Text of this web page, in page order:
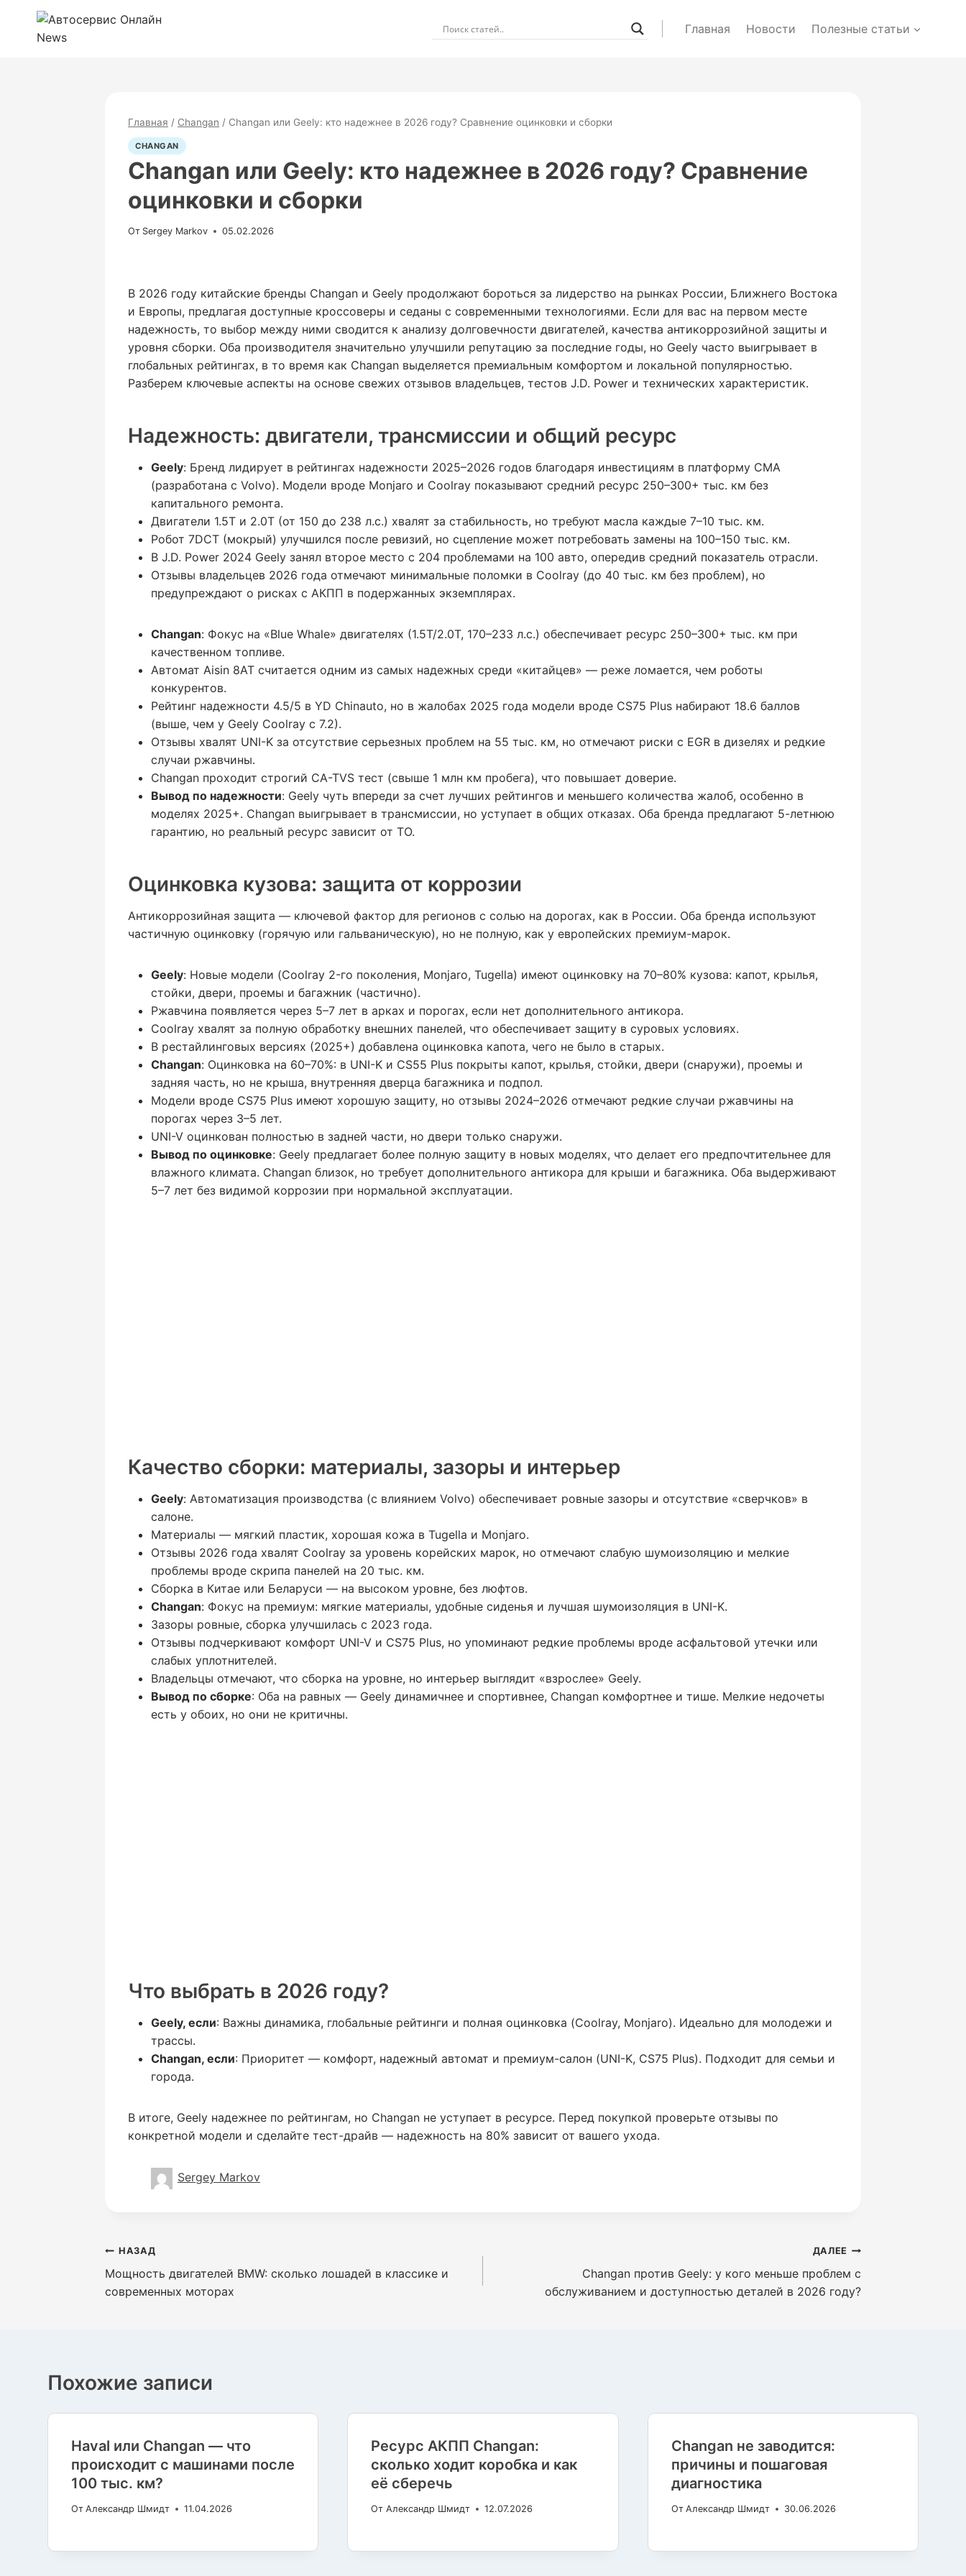
Перейти
содержимому
Главная Новости Полезные статьи
Главная / Changan / Changan или Geely: кто надежнее в 2026 году? Сравнение оцинковки и сборки
CHANGAN
Changan или Geely: кто надежнее в 2026 году? Сравнение
оцинковки и сборки
От Sergey Markov 05.02.2026
В 2026 году китайские бренды Changan и Geely продолжают бороться за лидерство на рынках России, Ближнего Востока
и Европы, предлагая доступные кроссоверы и седаны с современными технологиями. Если для вас на первом месте
надежность, то выбор между ними сводится к анализу долговечности двигателей, качества антикоррозийной защиты и
уровня сборки. Оба производителя значительно улучшили репутацию за последние годы, но Geely часто выигрывает в
глобальных рейтингах, в то время как Changan выделяется премиальным комфортом и локальной популярностью.
Разберем ключевые аспекты на основе свежих отзывов владельцев, тестов J.D. Power и технических характеристик.
Надежность: двигатели, трансмиссии и общий ресурс
Geely: Бренд лидирует в рейтингах надежности 2025–2026 годов благодаря инвестициям в платформу CMA
(разработана с Volvo). Модели вроде Monjaro и Coolray показывают средний ресурс 250–300+ тыс. км без
капитального ремонта.
Двигатели 1.5T и 2.0T (от 150 до 238 л.с.) хвалят за стабильность, но требуют масла каждые 7–10 тыс. км.
Робот 7DCT (мокрый) улучшился после ревизий, но сцепление может потребовать замены на 100–150 тыс. км.
В J.D. Power 2024 Geely занял второе место с 204 проблемами на 100 авто, опередив средний показатель отрасли.
Отзывы владельцев 2026 года отмечают минимальные поломки в Coolray (до 40 тыс. км без проблем), но
предупреждают о рисках с АКПП в подержанных экземплярах.
Changan: Фокус на «Blue Whale» двигателях (1.5T/2.0T, 170–233 л.с.) обеспечивает ресурс 250–300+ тыс. км при
качественном топливе.
Автомат Aisin 8AT считается одним из самых надежных среди «китайцев» — реже ломается, чем роботы
конкурентов.
Рейтинг надежности 4.5/5 в YD Chinauto, но в жалобах 2025 года модели вроде CS75 Plus набирают 18.6 баллов
(выше, чем у Geely Coolray с 7.2).
Отзывы хвалят UNI-K за отсутствие серьезных проблем на 55 тыс. км, но отмечают риски с EGR в дизелях и редкие
случаи ржавчины.
Changan проходит строгий CA-TVS тест (свыше 1 млн км пробега), что повышает доверие.
Вывод по надежности: Geely чуть впереди за счет лучших рейтингов и меньшего количества жалоб, особенно в
моделях 2025+. Changan выигрывает в трансмиссии, но уступает в общих отказах. Оба бренда предлагают 5-летнюю
гарантию, но реальный ресурс зависит от ТО.
Оцинковка кузова: защита от коррозии
Антикоррозийная защита — ключевой фактор для регионов с солью на дорогах, как в России. Оба бренда используют
частичную оцинковку (горячую или гальваническую), но не полную, как у европейских премиум-марок.
Geely: Новые модели (Coolray 2-го поколения, Monjaro, Tugella) имеют оцинковку на 70–80% кузова: капот, крылья,
стойки, двери, проемы и багажник (частично).
Ржавчина появляется через 5–7 лет в арках и порогах, если нет дополнительного антикора.
Coolray хвалят за полную обработку внешних панелей, что обеспечивает защиту в суровых условиях.
В рестайлинговых версиях (2025+) добавлена оцинковка капота, чего не было в старых.
Changan: Оцинковка на 60–70%: в UNI-K и CS55 Plus покрыты капот, крылья, стойки, двери (снаружи), проемы и
задняя часть, но не крыша, внутренняя дверца багажника и подпол.
Модели вроде CS75 Plus имеют хорошую защиту, но отзывы 2024–2026 отмечают редкие случаи ржавчины на
порогах через 3–5 лет.
UNI-V оцинкован полностью в задней части, но двери только снаружи.
Вывод по оцинковке: Geely предлагает более полную защиту в новых моделях, что делает его предпочтительнее для
влажного климата. Changan близок, но требует дополнительного антикора для крыши и багажника. Оба выдерживают
5–7 лет без видимой коррозии при нормальной эксплуатации.
Качество сборки: материалы, зазоры и интерьер
Geely: Автоматизация производства (с влиянием Volvo) обеспечивает ровные зазоры и отсутствие «сверчков» в
салоне.
Материалы — мягкий пластик, хорошая кожа в Tugella и Monjaro.
Отзывы 2026 года хвалят Coolray за уровень корейских марок, но отмечают слабую шумоизоляцию и мелкие
проблемы вроде скрипа панелей на 20 тыс. км.
Сборка в Китае или Беларуси — на высоком уровне, без люфтов.
Changan: Фокус на премиум: мягкие материалы, удобные сиденья и лучшая шумоизоляция в UNI-K.
Зазоры ровные, сборка улучшилась с 2023 года.
Отзывы подчеркивают комфорт UNI-V и CS75 Plus, но упоминают редкие проблемы вроде асфальтовой утечки или
слабых уплотнителей.
Владельцы отмечают, что сборка на уровне, но интерьер выглядит «взрослее» Geely.
Вывод по сборке: Оба на равных — Geely динамичнее и спортивнее, Changan комфортнее и тише. Мелкие недочеты
есть у обоих, но они не критичны.
Что выбрать в 2026 году?
Geely, если: Важны динамика, глобальные рейтинги и полная оцинковка (Coolray, Monjaro). Идеально для молодежи и
трассы.
Changan, если: Приоритет — комфорт, надежный автомат и премиум-салон (UNI-K, CS75 Plus). Подходит для семьи и
города.
В итоге, Geely надежнее по рейтингам, но Changan не уступает в ресурсе. Перед покупкой проверьте отзывы по
конкретной модели и сделайте тест-драйв — надежность на 80% зависит от вашего ухода.
Sergey Markov
Навигация
по
записям
НАЗАД
Мощность двигателей BMW: сколько лошадей в классике и
современных моторах
ДАЛЕЕ
Changan против Geely: у кого меньше проблем с
обслуживанием и доступностью деталей в 2026 году?
Похожие записи
Haval или Changan — что
происходит с машинами после
100 тыс. км?
От Александр Шмидт 11.04.2026
Ресурс АКПП Changan:
сколько ходит коробка и как
её сберечь
От Александр Шмидт 12.07.2026
Changan не заводится:
причины и пошаговая
диагностика
От Александр Шмидт 30.06.2026